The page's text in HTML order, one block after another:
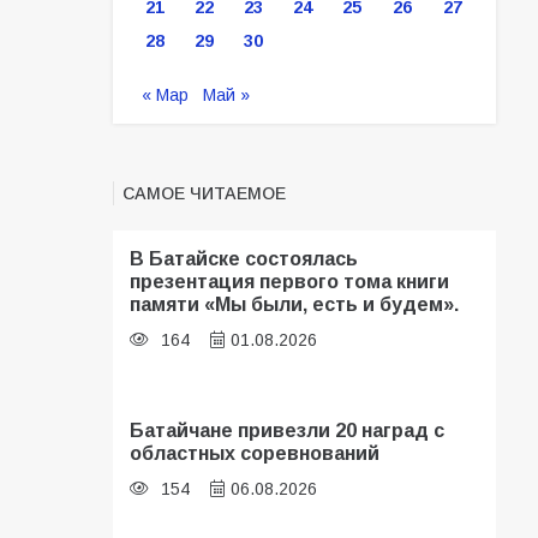
21 22 23 24 25 26
27
28
29 30
« Мар Май »
САМОЕ ЧИТАЕМОЕ
В Батайске состоялась
презентация первого тома книги
памяти «Мы были, есть и будем».
164 01.08.2026
Батайчане привезли 20 наград с
областных соревнований
154 06.08.2026